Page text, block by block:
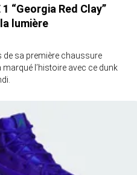
1 “Georgia Red Clay”
lumière
de sa première chaussure
l’histoire avec ce dunk